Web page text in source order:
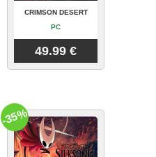
CRIMSON DESERT
PC
49.99 €
-35%